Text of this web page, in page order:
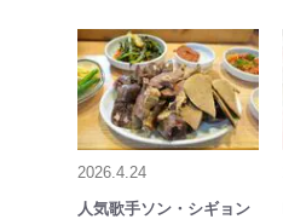
2026.4.24
人気歌手ソン・シギョン